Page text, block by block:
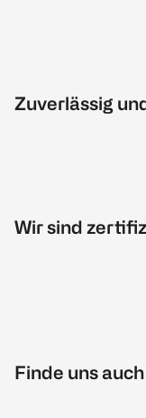
Zuverlässig
Wir sind
Finde uns